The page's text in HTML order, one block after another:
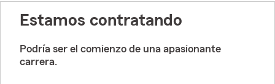
Estamos contratando
Podría ser el comienzo de una apasionante
carrera.